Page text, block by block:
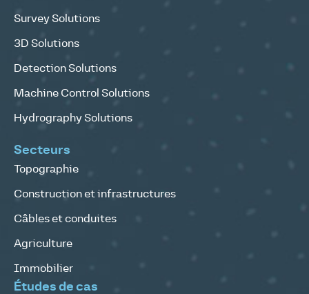
Survey Solutions
3D Solutions
Detection Solutions
Machine Control Solutions
Hydrography Solutions
Secteurs
Topographie
Construction et infrastructures
Câbles et conduites
Agriculture
Immobilier
Études de cas